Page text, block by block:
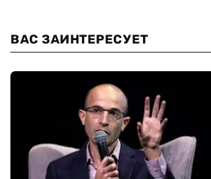
ВАС ЗАИНТЕРЕСУЕТ